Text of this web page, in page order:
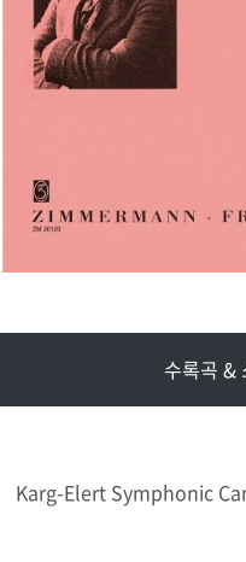
수록곡 &
Karg-Elert Symphonic